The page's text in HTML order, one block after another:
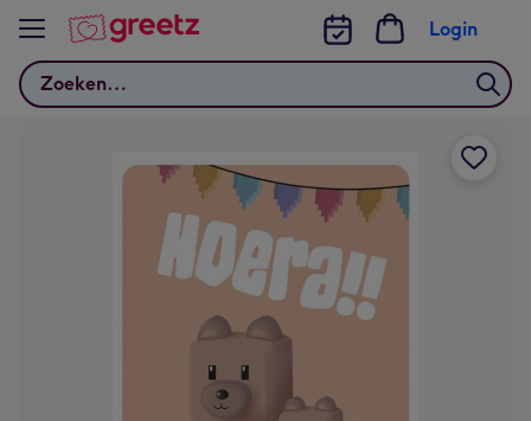
Bekijk meer
Zoeken
Login